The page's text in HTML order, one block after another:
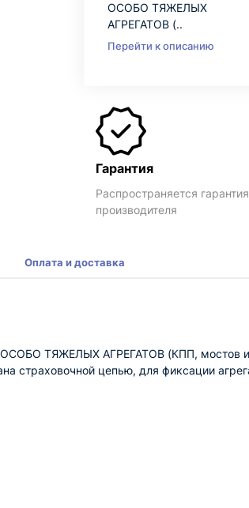
ОСОБО ТЯЖЕЛЫХ
АГРЕГАТОВ (..
Перейти к описанию
Гарантия
Распространяется гарантия
производителя
Оплата и доставка
ОСОБО ТЯЖЕЛЫХ АГРЕГАТОВ (КПП,
страховочной цепью, для фиксации